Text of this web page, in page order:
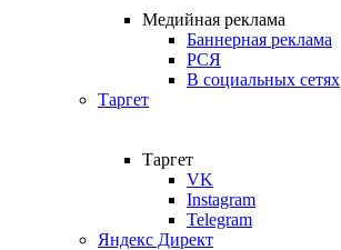
Медийная реклама
Баннерная реклама
РСЯ
В социальных сетях
Таргет
Таргет
VK
Instagram
Telegram
Яндекс Директ